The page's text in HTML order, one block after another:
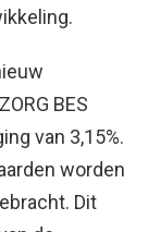
BES
van 3,15%.
worden
Dit